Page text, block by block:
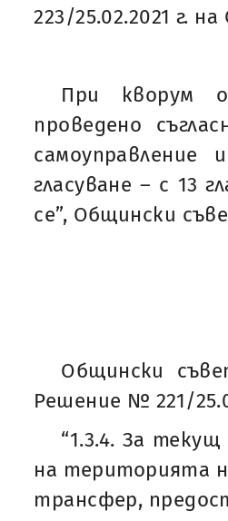
223/25.02.2021 г.
При кворум
проведено
гласуване – с 13
се”, Общински
Общински
Решение № 221/
“1.3.4. За
на територията
трансфер,